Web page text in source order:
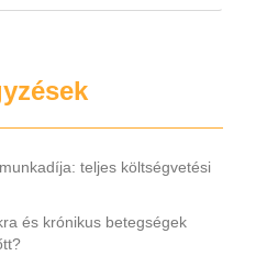
hogy a kiszemelt internetes
teljes költségvetési
és krónikus betegségek